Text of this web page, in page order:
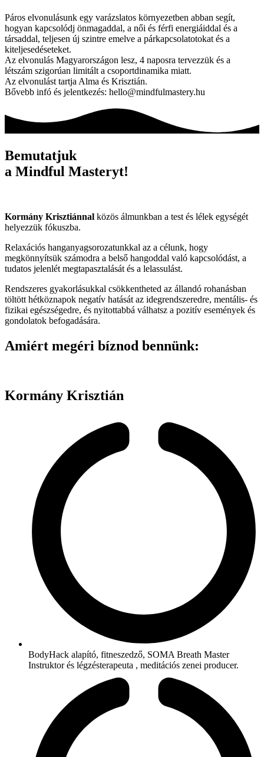
Páros elvonulásunk egy varázslatos környezetben abban segít,
hogyan kapcsolódj önmagaddal, a női és férfi energiáiddal és a
társaddal, teljesen új szintre emelve a párkapcsolatotokat és a
kiteljesedéseteket.
Az elvonulás Magyarországon lesz, 4 naposra tervezzük és a
létszám szigorúan limitált a csoportdinamika miatt.
Az elvonulást tartja Alma és Krisztián.
Bővebb infó és jelentkezés: hello@mindfulmastery.hu
Bemutatjuk
a Mindful Masteryt!
Kormány Krisztiánnal közös álmunkban a test és lélek egységét
helyezzük fókuszba.
Relaxációs hanganyagsorozatunkkal az a célunk, hogy
megkönnyítsük számodra a belső hangoddal való kapcsolódást, a
tudatos jelenlét megtapasztalását és a lelassulást.
Rendszeres gyakorlásukkal csökkentheted az állandó rohanásban
töltött hétköznapok negatív hatását az idegrendszeredre, mentális- és
fizikai egészségedre, és nyitottabbá válhatsz a pozitív események és
gondolatok befogadására.
Amiért megéri bíznod bennünk:
Kormány Krisztián
BodyHack alapító, fitneszedző, SOMA Breath Master
Instruktor és légzésterapeuta , meditációs zenei producer.